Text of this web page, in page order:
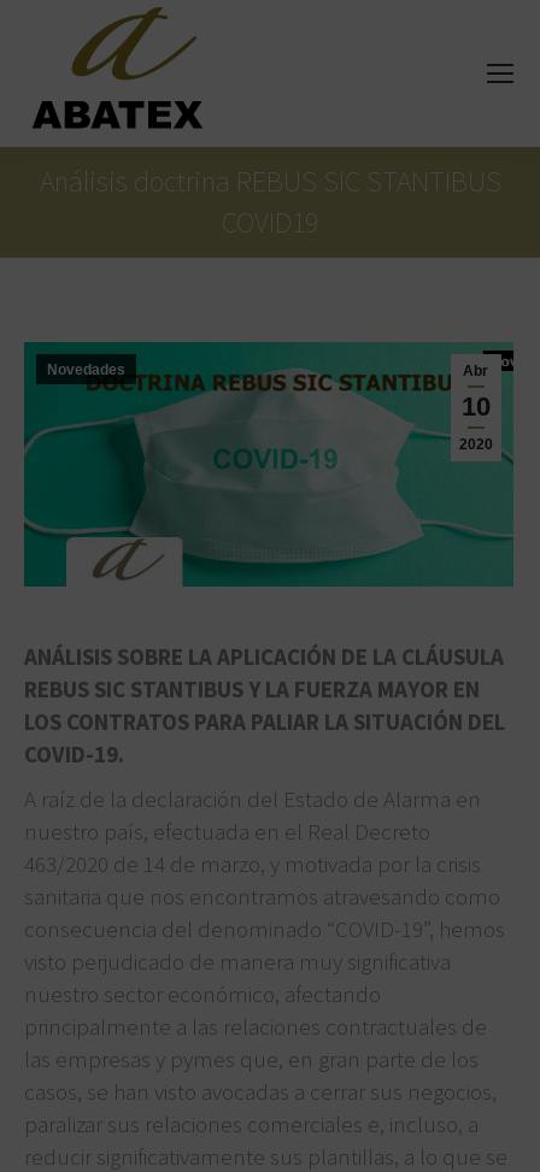
Análisis doctrina REBUS SIC STANTIBUS
COVID19
Estás aquí:
Abr
10
2020
Novedades
ANÁLISIS SOBRE LA APLICACIÓN DE LA CLÁUSULA
REBUS SIC STANTIBUS Y LA FUERZA MAYOR EN
LOS CONTRATOS PARA PALIAR LA SITUACIÓN DEL
COVID-19.
A raíz de la declaración del Estado de Alarma en
nuestro país, efectuada en el Real Decreto
463/2020 de 14 de marzo, y motivada por la crisis
sanitaria que nos encontramos atravesando como
consecuencia del denominado “COVID-19”, hemos
visto perjudicado de manera muy significativa
nuestro sector económico, afectando
principalmente a las relaciones contractuales de
las empresas y pymes que, en gran parte de los
casos, se han visto avocadas a cerrar sus negocios,
paralizar sus relaciones comerciales e, incluso, a
reducir significativamente sus plantillas, a lo que se